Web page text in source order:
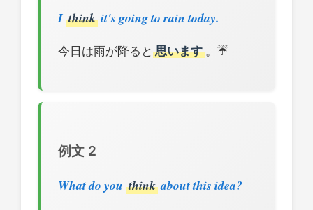
I think it's going to rain today.
今日は雨が降ると 思います。☔
例文 2
What do you think about this idea?